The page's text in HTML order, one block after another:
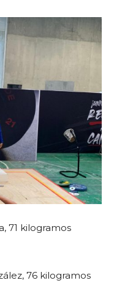
71 kilogramos
76 kilogramos